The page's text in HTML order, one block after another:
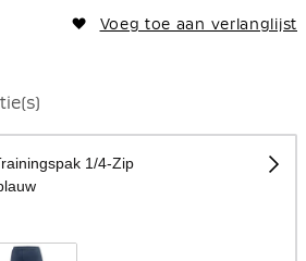
Voeg toe aan verlanglijst
1/4-Zip